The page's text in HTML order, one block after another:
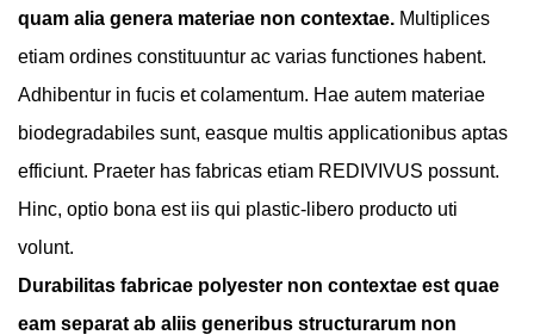
quam alia genera materiae non contextae. Multiplices
etiam ordines constituuntur ac varias functiones habent.
Adhibentur in fucis et colamentum. Hae autem materiae
biodegradabiles sunt, easque multis applicationibus aptas
efficiunt. Praeter has fabricas etiam REDIVIVUS possunt.
Hinc, optio bona est iis qui plastic-libero producto uti
volunt.
Durabilitas fabricae polyester non contextae est quae
eam separat ab aliis generibus structurarum non